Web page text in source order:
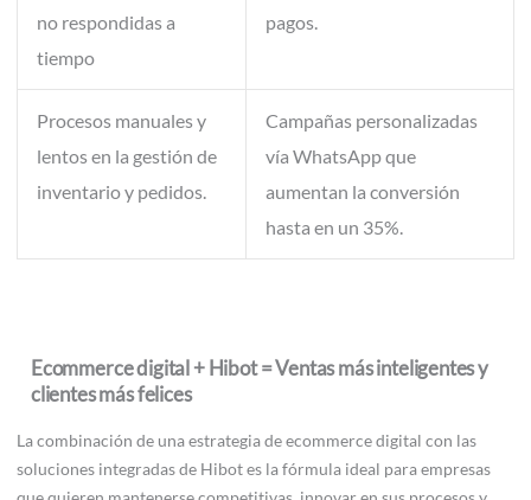
no respondidas a
tiempo
pagos.
Procesos manuales y
lentos en la gestión de
inventario y pedidos.
Campañas personalizadas
vía WhatsApp que
aumentan la conversión
hasta en un 35%.
Ecommerce digital + Hibot = Ventas más inteligentes y
clientes más felices
La combinación de una estrategia de ecommerce digital con las
soluciones integradas de Hibot es la fórmula ideal para empresas